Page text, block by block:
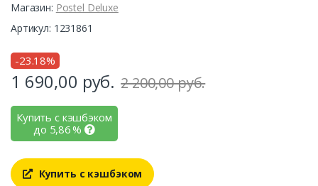
Магазин: Postel Deluxe
Артикул: 1231861
-23.18%
1 690,00 руб. 2 200,00 руб.
Купить с кэшбэком
до 5,86%
Купить с кэшбэком